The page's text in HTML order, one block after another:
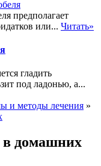
предполагает
или... Читать»
гладить
под ладонью, а...
и методы лечения »
в домашних